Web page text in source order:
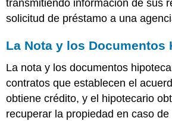
transmitiendo información de sus
solicitud de préstamo a una
La Nota y los Documentos
La nota y los documentos
contratos que establecen el
obtiene crédito, y el hipotecario
recuperar la propiedad en caso de